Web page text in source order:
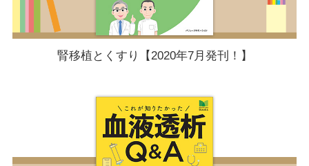
腎移植とくすり【2020年7月発刊！】